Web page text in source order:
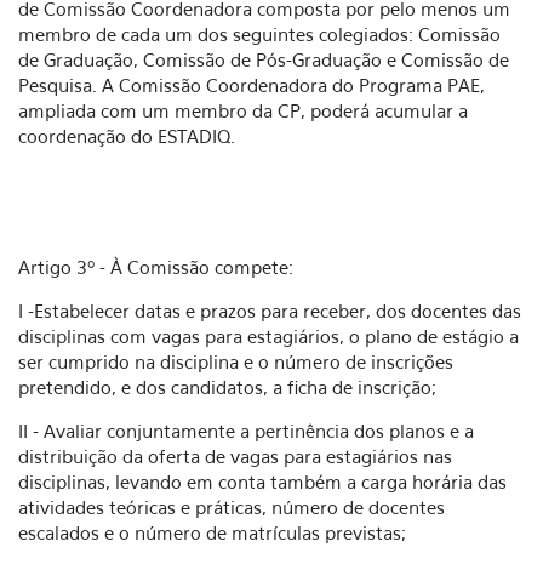
de Comissão Coordenadora composta por pelo menos um
membro de cada um dos seguintes colegiados: Comissão
de Graduação, Comissão de Pós-Graduação e Comissão de
Pesquisa. A Comissão Coordenadora do Programa PAE,
ampliada com um membro da CP, poderá acumular a
coordenação do ESTADIQ.
Artigo 3º - À Comissão compete:
I -Estabelecer datas e prazos para receber, dos docentes das
disciplinas com vagas para estagiários, o plano de estágio a
ser cumprido na disciplina e o número de inscrições
pretendido, e dos candidatos, a ficha de inscrição;
II - Avaliar conjuntamente a pertinência dos planos e a
distribuição da oferta de vagas para estagiários nas
disciplinas, levando em conta também a carga horária das
atividades teóricas e práticas, número de docentes
escalados e o número de matrículas previstas;